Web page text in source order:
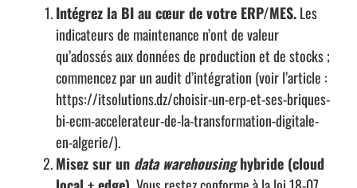
Intégrez la BI au cœur de votre ERP/MES.Les
indicateurs de maintenance n’ont de valeur
qu’adossés aux données de production et de stocks ;
commencez par un audit d’intégration (voir l’article :
https://itsolutions.dz/choisir-un-erp-et-ses-briques-
bi-ecm-accelerateur-de-la-transformation-digitale-
en-algerie/).
Misez sur un data warehousinghybride (cloud